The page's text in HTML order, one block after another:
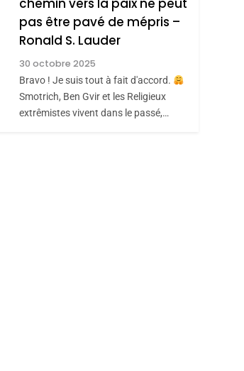
REVENDIQUE MA
JUDAÏTE Par Thérèse
Zrihen-Dvir
CE QUI NOUS
MANQUE – Jacques
Hadida
JUDAISME
Maroc : Les Amandes
chemin vers la paix ne peut
pas être pavé de mépris –
Ronald S. Lauder
30 octobre 2025
Bravo ! Je suis tout à fait d'accord.
Smotrich, Ben Gvir et les Religieux
extrêmistes vivent dans le passé,…